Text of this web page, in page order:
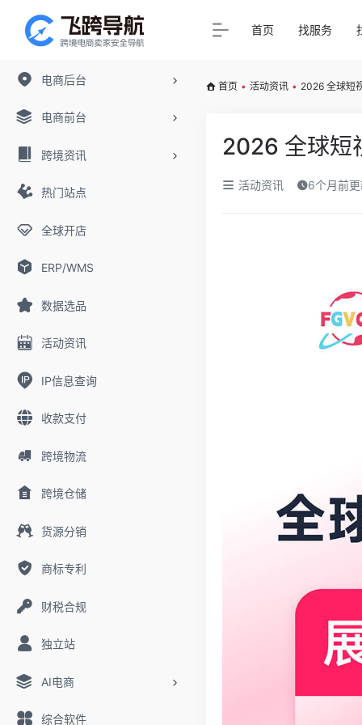
电商后台
电商前台
跨境资讯
热门站点
全球开店
ERP/WMS
数据选品
活动资讯
IP信息查询
收款支付
跨境物流
跨境仓储
货源分销
商标专利
财税合规
独立站
AI电商
综合软件
首页 找服务
首页 • 活动资讯 • 2026 全球短
2026 全球短
活动资讯 6个月前